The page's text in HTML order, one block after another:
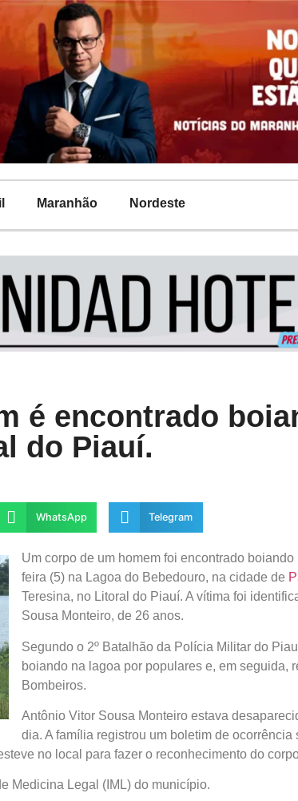
Maranhão Nordeste
é encontrado
do Piauí.
WhatsApp Telegram
Um corpo de um homem foi encontrado
feira (5) na Lagoa do Bebedouro, na cidade de
Teresina, no Litoral do Piauí. A vítima foi
Sousa Monteiro, de 26 anos.
Segundo o 2º Batalhão da Polícia Militar do
boiando na lagoa por populares e, em seguida,
Bombeiros.
Antônio Vitor Sousa Monteiro estava
dia. A família registrou um boletim de ocorrência
no local para fazer o reconhecimento do
Medicina Legal (IML) do município.